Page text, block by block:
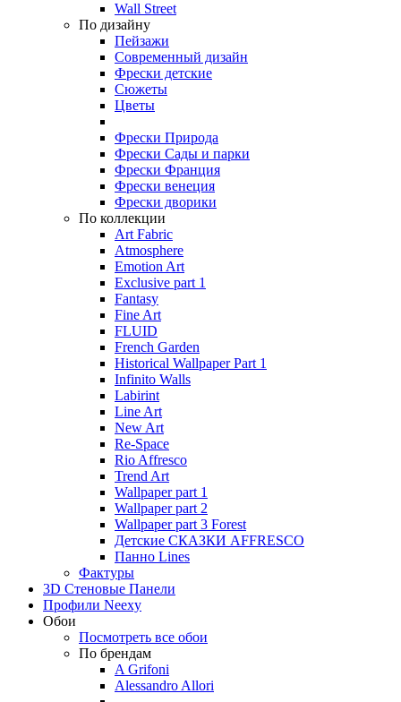
Wall Street
По дизайну
Пейзажи
Современный дизайн
Фрески детские
Сюжеты
Цветы
Фрески Природа
Фрески Сады и парки
Фрески Франция
Фрески венеция
Фрески дворики
По коллекции
Art Fabric
Atmosphere
Emotion Art
Exclusive part 1
Fantasy
Fine Art
FLUID
French Garden
Historical Wallpaper Part 1
Infinito Walls
Labirint
Line Art
New Art
Re-Space
Rio Affresco
Trend Art
Wallpaper part 1
Wallpaper part 2
Wallpaper part 3 Forest
Детские СКАЗКИ AFFRESCO
Панно Lines
Фактуры
3D Стеновые Панели
Профили Neexy
Обои
Посмотреть все обои
По брендам
A Grifoni
Alessandro Allori